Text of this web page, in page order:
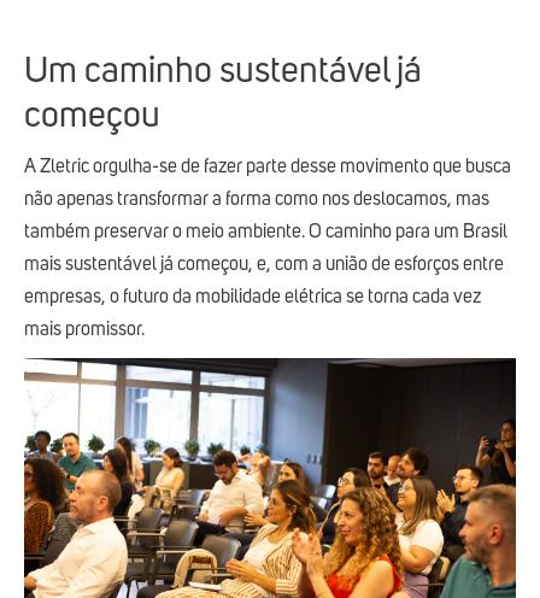
Um caminho sustentável já
começou
A Zletric orgulha-se de fazer parte desse movimento que busca
não apenas transformar a forma como nos deslocamos, mas
também preservar o meio ambiente. O caminho para um Brasil
mais sustentável já começou, e, com a união de esforços entre
empresas, o futuro da mobilidade elétrica se torna cada vez
mais promissor.